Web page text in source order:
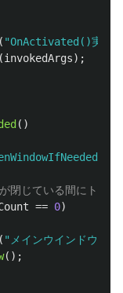
( "OnActivated()実行
(invokedArgs);
()
じている間にトー
== 0)
( "メインウインドウ表
();